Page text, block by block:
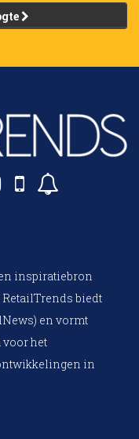
inspiratiebron
biedt
en vormt
het
in